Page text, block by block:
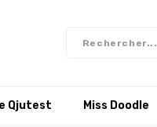
Qjutest Miss Doodle